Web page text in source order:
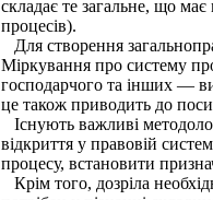
складає те загальне, що
процесів).
Для створення
Міркування про систему
господарчого та інших —
це також приводить до
Існують важливі
відкриття у правовій
процесу, встановити
Крім того, дозріла